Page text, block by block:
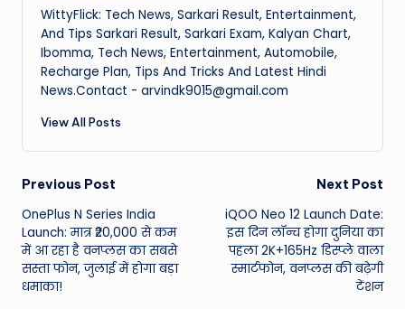
WittyFlick: Tech News, Sarkari Result, Entertainment,
And Tips Sarkari Result, Sarkari Exam, Kalyan Chart,
Ibomma, Tech News, Entertainment, Automobile,
Recharge Plan, Tips And Tricks And Latest Hindi
News.Contact - arvindk9015@gmail.com
View All Posts
Post
navigation
Previous Post
OnePlus N Series India
Launch: मात्र ₹20,000 से कम
में आ रहा है वनप्लस का सबसे
सस्ता फोन, जुलाई में होगा बड़ा
धमाका!
Next Post
iQOO Neo 12 Launch Date:
इस दिन लॉन्च होगा दुनिया का
पहला 2K+165Hz डिस्प्ले वाला
स्मार्टफोन, वनप्लस की बढ़ेगी
टेंशन